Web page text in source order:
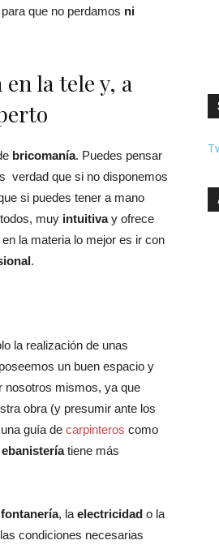
que no perdamos ni
la tele y, a
bricomanía. Puedes pensar
verdad que si no disponemos
si puedes tener a mano
muy intuitivay ofrece
la materia lo mejor es ir con
.
la realización de unas
un buen espacio y
nosotros mismos, ya que
obra (y presumir ante los
guía de carpinteros como
ebanisteríatiene más
fontanería, la electricidad o la
condiciones necesarias